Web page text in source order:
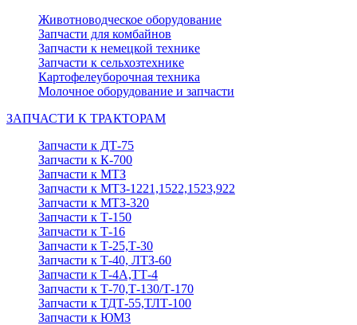
Животноводческое оборудование
Запчасти для комбайнов
Запчасти к немецкой технике
Запчасти к сельхозтехнике
Картофелеуборочная техника
Молочное оборудование и запчасти
ЗАПЧАСТИ К ТРАКТОРАМ
Запчасти к ДТ-75
Запчасти к К-700
Запчасти к МТЗ
Запчасти к МТЗ-1221,1522,1523,922
Запчасти к МТЗ-320
Запчасти к Т-150
Запчасти к Т-16
Запчасти к Т-25,Т-30
Запчасти к Т-40, ЛТЗ-60
Запчасти к Т-4А,ТТ-4
Запчасти к Т-70,Т-130/Т-170
Запчасти к ТДТ-55,ТЛТ-100
Запчасти к ЮМЗ